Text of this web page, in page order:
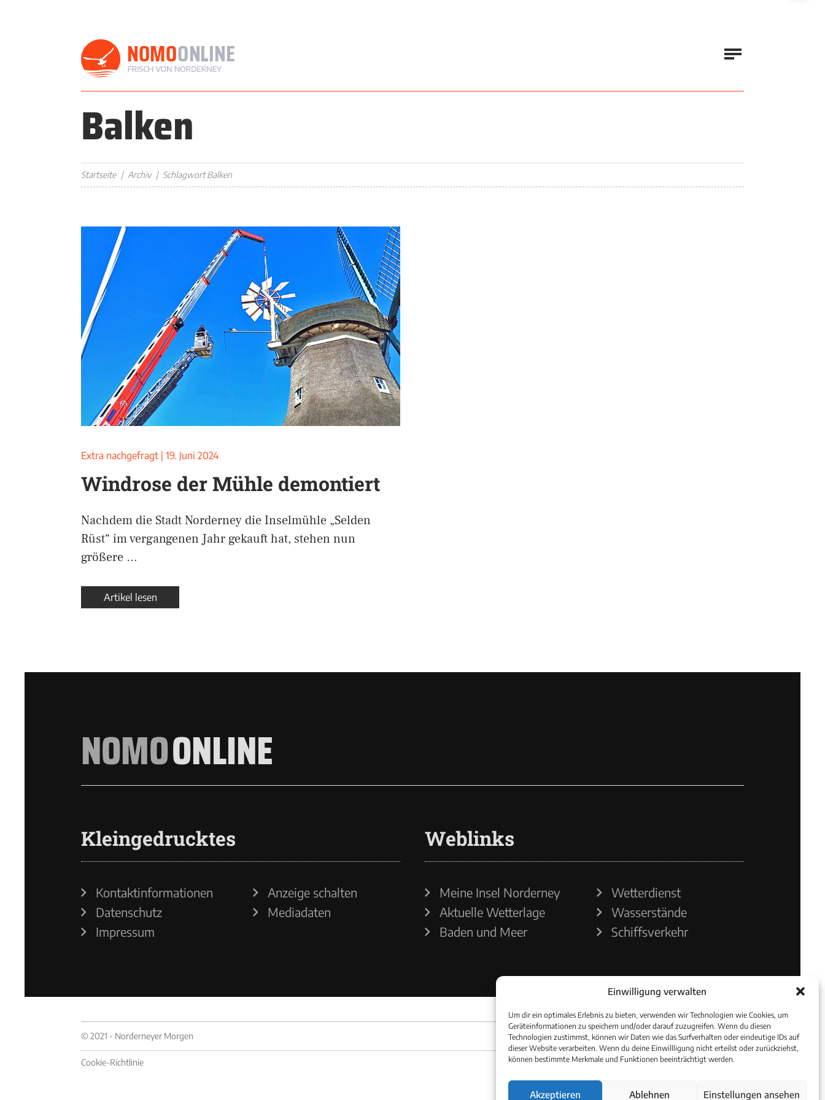
Einwilligung verwalten
Um dir ein optimales Erlebnis zu bieten, verwenden wir Technologien wie Cookies, um
Geräteinformationen zu speichern und/oder darauf zuzugreifen. Wenn du diesen
Technologien zustimmst, können wir Daten wie das Surfverhalten oder eindeutige IDs auf
dieser Website verarbeiten. Wenn du deine Einwillligung nicht erteilst oder zurückziehst,
können bestimmte Merkmale und Funktionen beeinträchtigt werden.
Akzeptieren Ablehnen Einstellungen ansehen
Balken
Startseite Archiv Schlagwort Balken
Extra nachgefragt 19. Juni 2024
Windrose der Mühle demontiert
Nachdem die Stadt Norderney die Inselmühle „Selden
Rüst“ im vergangenen Jahr gekauft hat, stehen nun
größere …
Artikel lesen
NOMOONLINE
Kleingedrucktes
Kontaktinformationen
Datenschutz
Impressum
Anzeige schalten
Mediadaten
Weblinks
Meine Insel Norderney
Aktuelle Wetterlage
Baden und Meer
Wetterdienst
Wasserstände
Schiffsverkehr
© 2021 - Norderneyer Morgen
Cookie-Richtlinie